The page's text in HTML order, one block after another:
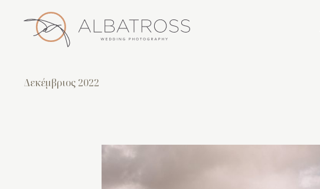
Δεκέμβριος 2022